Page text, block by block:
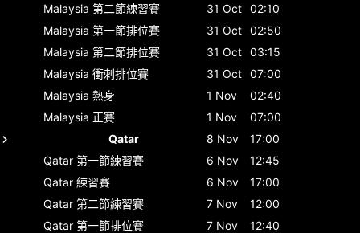
Malaysia 第二節練習賽 31 Oct 02:10
Malaysia 第一節排位賽 31 Oct 02:50
Malaysia 第二節排位賽 31 Oct 03:15
Malaysia 衝刺排位賽 31 Oct 07:00
Malaysia 熱身 1 Nov
02:40
Malaysia 正賽 1 Nov
07:00
Qatar
8 Nov
17:00
Qatar 第一節練習賽 6 Nov
12:45
Qatar 練習賽 6 Nov
17:00
Qatar 第二節練習賽 7 Nov
12:00
Qatar 第一節排位賽 7 Nov
12:40